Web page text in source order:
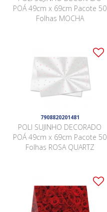
POÁ 49cm x 69cm Pacote 50
Folhas MOCHA
7908820201481
POLI SUJINHO DECORADO
POÁ 49cm x 69cm Pacote 50
Folhas ROSA QUARTZ